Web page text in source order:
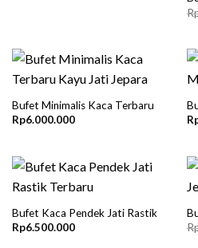
Bufet Minimalis Kaca Terbaru
Rp6.000.000
Bufet Kaca Pendek Jati Rastik
Rp6.500.000